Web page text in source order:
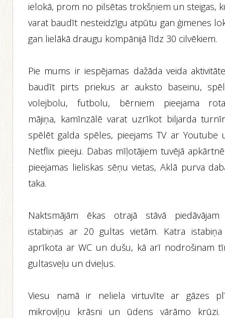
ielokā, prom no pilsētas trokšņiem un steigas,
varat baudīt nesteidzīgu atpūtu gan ģimenes
gan lielākā draugu kompānijā līdz 30 cilvēkiem.
Pie mums ir iespējamas dažāda veida
baudīt pirts priekus ar auksto baseinu,
volejbolu, futbolu, bērniem pieejama
mājiņa, kamīnzālē varat uzrīkot biljarda
spēlēt galda spēles, pieejams TV ar Youtube
Netflix pieeju. Dabas mīļotājiem tuvējā
pieejamas lieliskas sēņu vietas, Aklā purva
taka.
Naktsmājām ēkas otrajā stāvā
istabiņas ar 20 gultas vietām. Katra
aprīkota ar WC un dušu, kā arī nodrošinam
gultasveļu un dvieļus.
Viesu namā ir neliela virtuvīte ar gāzes
mikroviļņu krāsni un ūdens vārāmo